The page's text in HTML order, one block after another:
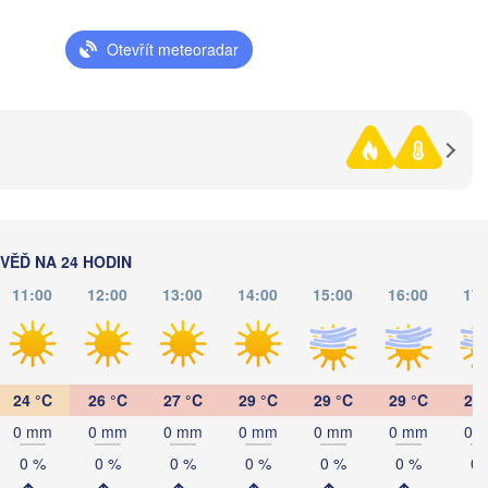
Otevřít meteoradar
NA 24 HODIN
11:00 12:00 13:00 14:00 15:00 16:00
24 °C
0 mm
0 %
26 °C
0 mm
0 %
27 °C
0 mm
0 %
29 °C
0 mm
0 %
29 °C
0 mm
0 %
29 °C
0 mm
0 %
29
0
0
Житомир
Черкаси
(Cherkasy)
Кременчук
Рівне
(Rivne)
Одеса
(Odesa)
Chișinău
Brașov
Galați
(Mykolaiv)
RUMUNSKO
MOLDAVSKO